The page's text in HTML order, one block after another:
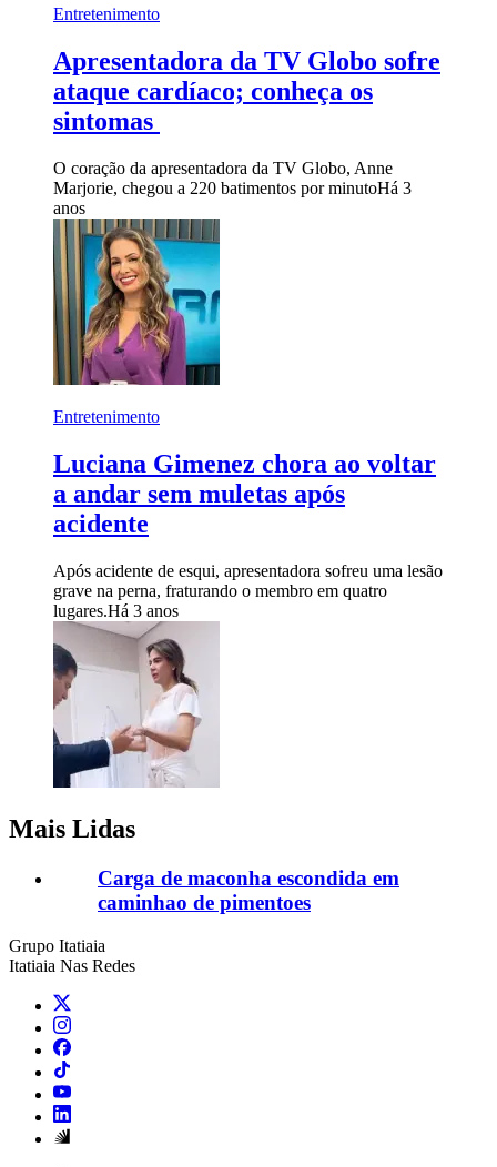
Entretenimento
Apresentadora da TV Globo sofre
ataque cardíaco; conheça os
sintomas
O coração da apresentadora da TV Globo, Anne
Marjorie, chegou a 220 batimentos por minutoHá 3
anos
Entretenimento
Luciana Gimenez chora ao voltar
a andar sem muletas após
acidente
Após acidente de esqui, apresentadora sofreu uma lesão
grave na perna, fraturando o membro em quatro
lugares.Há 3 anos
Mais Lidas
Carga de maconha escondida em
caminhao de pimentoes
Grupo Itatiaia
Itatiaia Nas Redes